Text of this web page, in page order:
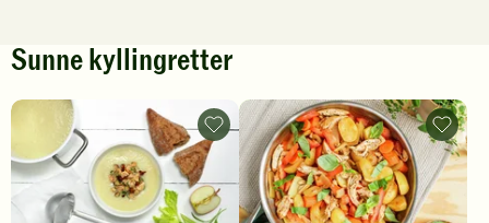
Sunne kyllingretter
Eple-
og
sellerisuppe
med
kylling
og
med
-
legg
til